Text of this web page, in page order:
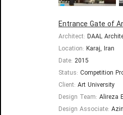
Entrance Gate of
Architect: DAAL
Location: Karaj, Iran
Date: 2015
Status: Competition
Client: Art University
Design Team: Alireza
Design Associate: